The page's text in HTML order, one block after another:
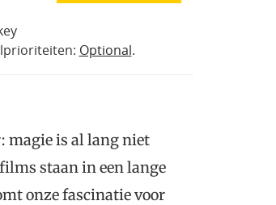
Optional.
magie is al lang niet
staan in een lange
onze fascinatie voor